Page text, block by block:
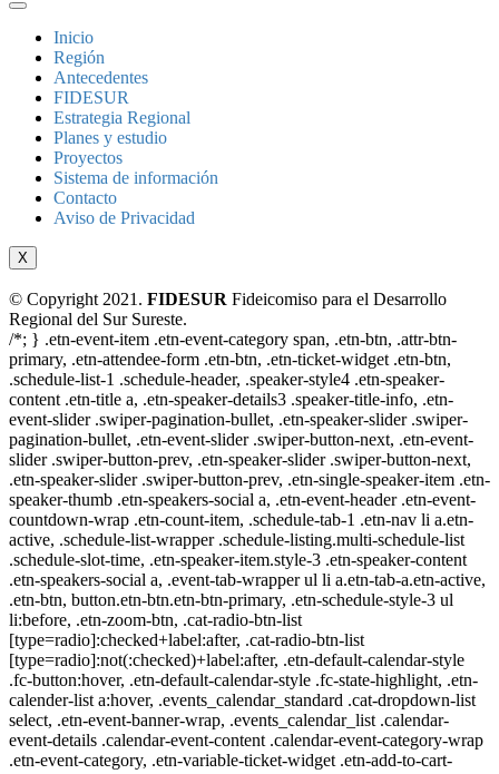
Inicio
Región
Antecedentes
FIDESUR
Estrategia Regional
Planes y estudio
Proyectos
Sistema de información
Contacto
Aviso de Privacidad
X
© Copyright 2021. FIDESUR Fideicomiso para el Desarrollo
Regional del Sur Sureste.
/*; } .etn-event-item .etn-event-category span, .etn-btn, .attr-btn-
primary, .etn-attendee-form .etn-btn, .etn-ticket-widget .etn-btn,
.schedule-list-1 .schedule-header, .speaker-style4 .etn-speaker-
content .etn-title a, .etn-speaker-details3 .speaker-title-info, .etn-
event-slider .swiper-pagination-bullet, .etn-speaker-slider .swiper-
pagination-bullet, .etn-event-slider .swiper-button-next, .etn-event-
slider .swiper-button-prev, .etn-speaker-slider .swiper-button-next,
.etn-speaker-slider .swiper-button-prev, .etn-single-speaker-item .etn-
speaker-thumb .etn-speakers-social a, .etn-event-header .etn-event-
countdown-wrap .etn-count-item, .schedule-tab-1 .etn-nav li a.etn-
active, .schedule-list-wrapper .schedule-listing.multi-schedule-list
.schedule-slot-time, .etn-speaker-item.style-3 .etn-speaker-content
.etn-speakers-social a, .event-tab-wrapper ul li a.etn-tab-a.etn-active,
.etn-btn, button.etn-btn.etn-btn-primary, .etn-schedule-style-3 ul
li:before, .etn-zoom-btn, .cat-radio-btn-list
[type=radio]:checked+label:after, .cat-radio-btn-list
[type=radio]:not(:checked)+label:after, .etn-default-calendar-style
.fc-button:hover, .etn-default-calendar-style .fc-state-highlight, .etn-
calender-list a:hover, .events_calendar_standard .cat-dropdown-list
select, .etn-event-banner-wrap, .events_calendar_list .calendar-
event-details .calendar-event-content .calendar-event-category-wrap
.etn-event-category, .etn-variable-ticket-widget .etn-add-to-cart-